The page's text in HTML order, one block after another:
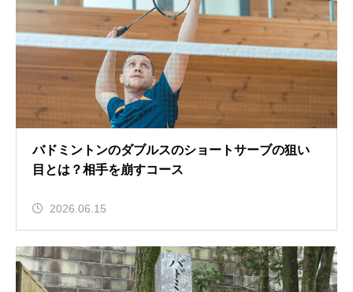
バドミントンのダブルスのショートサーブの狙い
目とは？相手を崩すコース
2026.06.15